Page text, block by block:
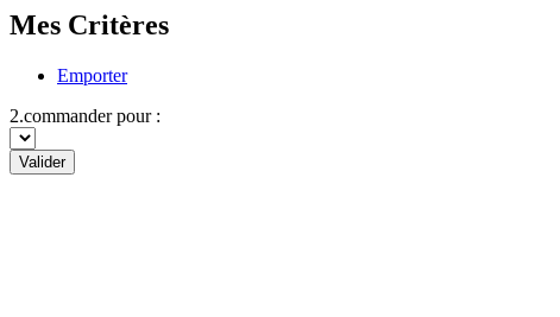
Mes Critères
Emporter
2.commander pour :
Valider